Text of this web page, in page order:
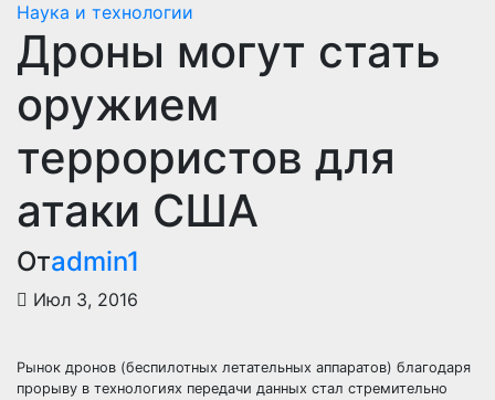
Наука и технологии
Дроны могут стать
оружием
террористов для
атаки США
Отadmin1
Июл 3, 2016
Рынок дронов (беспилотных летательных аппаратов) благодаря
прорыву в технологиях передачи данных стал стремительно